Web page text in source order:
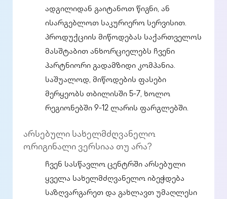
ადგილიდან გაიტანოთ წიგნი, ან
ისარგებლოთ საკურიერო სერვისით.
პროდუქციის მიწოდებას საქართველოს
მასშტაბით ანხორციელებს ჩვენი
პარტნიორი გადამზიდი კომპანია.
საშუალოდ, მიწოდების ფასები
მერყეობს თბილისში 5-7, ხოლო
რეგიონებში 9-12 ლარის ფარგლებში.
არსებული სახელმძღვანელო
ორიგინალი ვერსიაა თუ არა?
ჩვენ სასწავლო ცენტრში არსებული
ყველა სახელმძღვანელო იბეჭდება
საზღვარგარეთ და გახლავთ უმაღლესი